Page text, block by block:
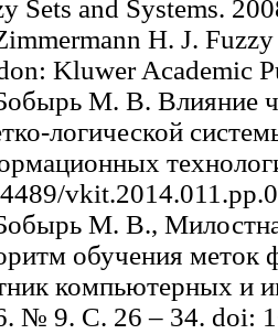
Sets and Systems.
H. J.
Kluwer Academic
М. В. Влияние
логической
М. В.,
обучения меток
компьютерных и
№ 9. С. 26 – 34. doi: